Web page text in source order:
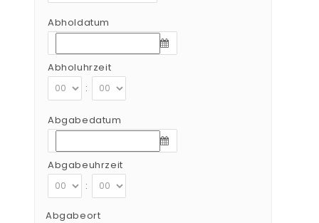
Abholdatum
Abholuhrzeit
:
Abgabedatum
Abgabeuhrzeit
:
Abgabeort